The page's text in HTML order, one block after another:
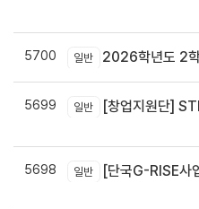
5700 일반 2026학년도 2학기
5699 일반 [창업지원단] STEP
5698 일반 [단국G-RISE사업단] 2026년